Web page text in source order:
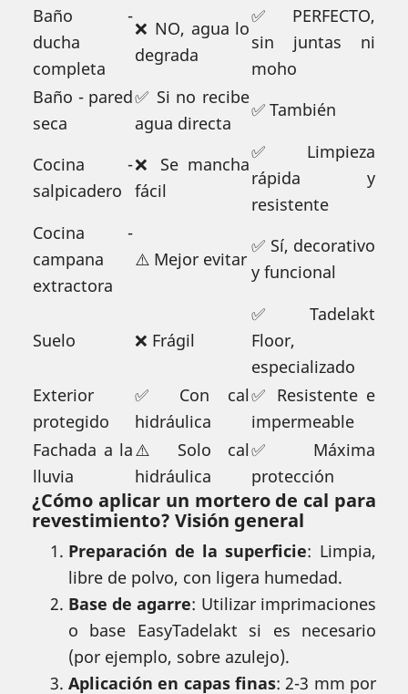
Baño -
ducha
completa
❌ NO, agua lo
degrada
✅ PERFECTO,
sin juntas ni
moho
Baño - pared
seca
✅ Si no recibe
agua directa
✅ También
Cocina -
salpicadero
❌ Se mancha
fácil
✅ Limpieza
rápida y
resistente
Cocina -
campana
extractora
⚠️ Mejor evitar
✅ Sí, decorativo
y funcional
Suelo ❌ Frágil
✅ Tadelakt
Floor,
especializado
Exterior
protegido
✅ Con cal
hidráulica
✅ Resistente e
impermeable
Fachada a la
lluvia
⚠️ Solo cal
hidráulica
✅ Máxima
protección
¿Cómo aplicar un mortero de cal para
revestimiento? Visión general
Preparación de la superficie: Limpia,
libre de polvo, con ligera humedad.
Base de agarre: Utilizar imprimaciones
o base EasyTadelakt si es necesario
(por ejemplo, sobre azulejo).
Aplicación en capas finas: 2-3 mm por